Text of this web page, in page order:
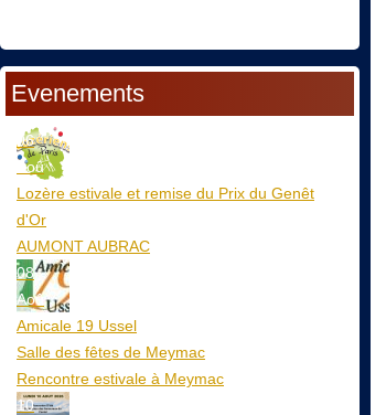
Evenements
06
Aoû
Lozère estivale et remise du Prix du Genêt
d'Or
AUMONT AUBRAC
08
Aoû
Amicale 19 Ussel
Salle des fêtes de Meymac
Rencontre estivale à Meymac
10